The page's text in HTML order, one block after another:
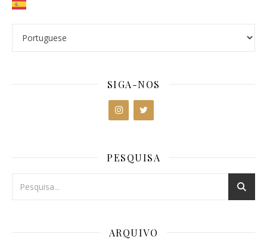
SIGA-NOS
PESQUISA
ARQUIVO